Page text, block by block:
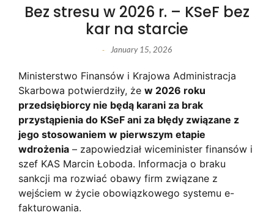
Bez stresu w 2026 r. – KSeF bez
kar na starcie
- January 15, 2026
Ministerstwo Finansów i Krajowa Administracja
Skarbowa potwierdziły, że w 2026 roku
przedsiębiorcy nie będą karani za brak
przystąpienia do KSeF ani za błędy związane z
jego stosowaniem w pierwszym etapie
wdrożenia – zapowiedział wiceminister finansów i
szef KAS Marcin Łoboda. Informacja o braku
sankcji ma rozwiać obawy firm związane z
wejściem w życie obowiązkowego systemu e-
fakturowania.